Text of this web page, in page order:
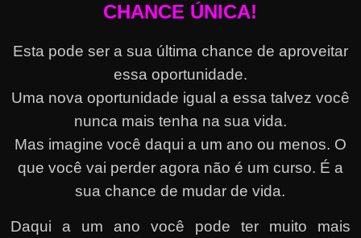
CHANCE ÚNICA!
Esta pode ser a sua última chance de aproveitar
essa oportunidade.
Uma nova oportunidade igual a essa talvez você
nunca mais tenha na sua vida.
Mas imagine você daqui a um ano ou menos. O
que você vai perder agora não é um curso. É a
sua chance de mudar de vida.
Daqui a um ano você pode ter muito mais